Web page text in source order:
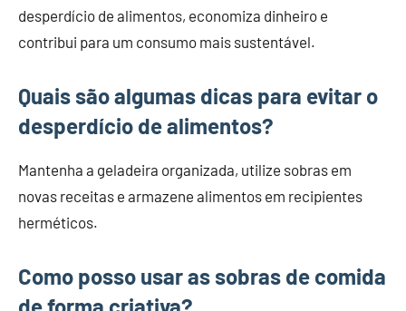
desperdício de alimentos, economiza dinheiro e
contribui para um consumo mais sustentável.
Quais são algumas dicas para evitar o
desperdício de alimentos?
Mantenha a geladeira organizada, utilize sobras em
novas receitas e armazene alimentos em recipientes
herméticos.
Como posso usar as sobras de comida